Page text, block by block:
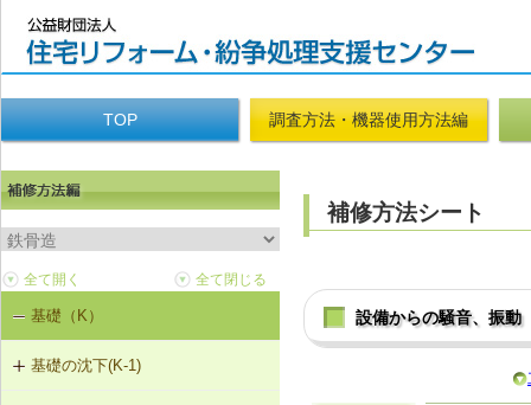
TOP 調査方法・機器使用方法編
基礎（K）
基礎の沈下(K-1)
補修方法シート
設備からの騒音、振動